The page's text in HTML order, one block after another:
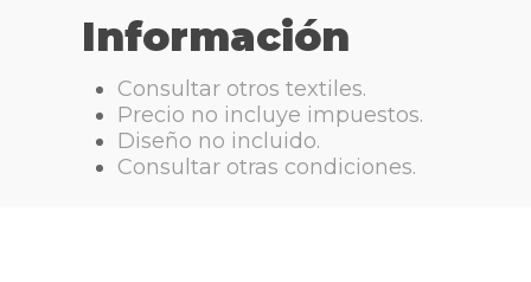
Información
Consultar otros textiles.
Precio no incluye impuestos.
Diseño no incluido.
Consultar otras condiciones.